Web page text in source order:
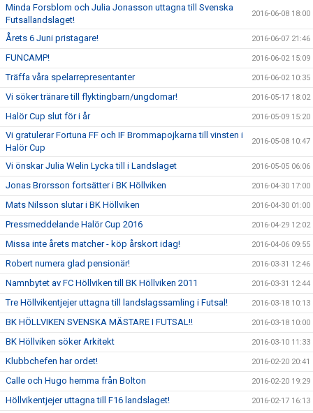
Minda Forsblom och Julia Jonasson uttagna till Svenska
Futsallandslaget!
2016-06-08 18:00
Årets 6 Juni pristagare! 2016-06-07 21:46
FUNCAMP! 2016-06-02 15:09
Träffa våra spelarrepresentanter 2016-06-02 10:35
Vi söker tränare till flyktingbarn/ungdomar! 2016-05-17 18:02
Halör Cup slut för i år 2016-05-09 15:20
Vi gratulerar Fortuna FF och IF Brommapojkarna till vinsten i
Halör Cup
2016-05-08 10:47
Vi önskar Julia Welin Lycka till i Landslaget 2016-05-05 06:06
Jonas Brorsson fortsätter i BK Höllviken 2016-04-30 17:00
Mats Nilsson slutar i BK Höllviken 2016-04-30 01:00
Pressmeddelande Halör Cup 2016 2016-04-29 12:02
Missa inte årets matcher - köp årskort idag! 2016-04-06 09:55
Robert numera glad pensionär! 2016-03-31 12:46
Namnbytet av FC Höllviken till BK Höllviken 2011 2016-03-31 12:44
Tre Höllvikentjejer uttagna till landslagssamling i Futsal! 2016-03-18 10:13
BK HÖLLVIKEN SVENSKA MÄSTARE I FUTSAL!! 2016-03-18 10:00
BK Höllviken söker Arkitekt 2016-03-10 11:33
Klubbchefen har ordet! 2016-02-20 20:41
Calle och Hugo hemma från Bolton 2016-02-20 19:29
Höllvikentjejer uttagna till F16 landslaget! 2016-02-17 16:13